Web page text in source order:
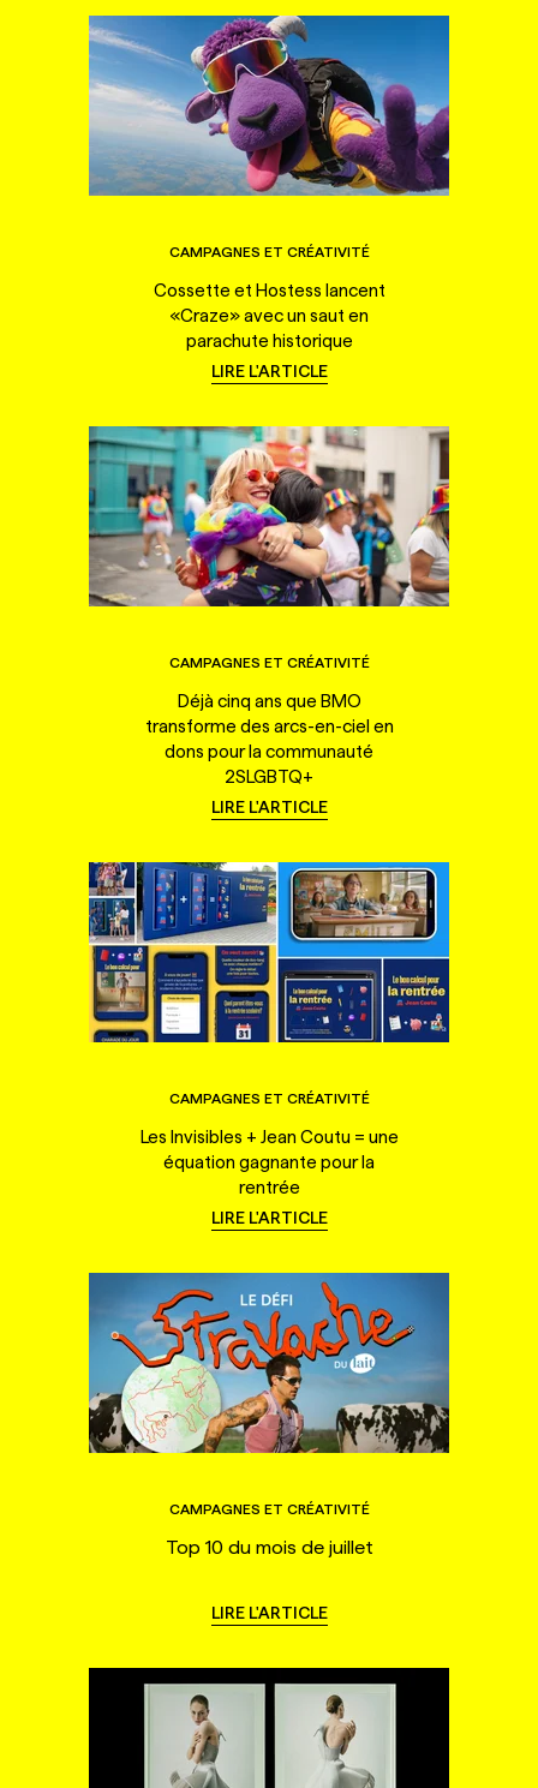
CAMPAGNES ET CRÉATIVITÉ
Cossette et Hostess lancent
«Craze» avec un saut en
parachute historique
LIRE L'ARTICLE
CAMPAGNES ET CRÉATIVITÉ
Déjà cinq ans que BMO
transforme des arcs-en-ciel en
dons pour la communauté
2SLGBTQ+
LIRE L'ARTICLE
CAMPAGNES ET CRÉATIVITÉ
Les Invisibles + Jean Coutu = une
équation gagnante pour la
rentrée
LIRE L'ARTICLE
CAMPAGNES ET CRÉATIVITÉ
Top 10 du mois de juillet
LIRE L'ARTICLE